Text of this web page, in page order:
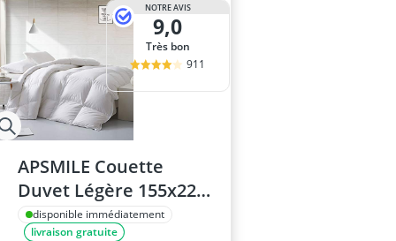
NOTRE AVIS
9,0
Très bon
911
APSMILE Couette
Duvet Légère 155x220
cmdisponible immédiatement
livraison gratuite